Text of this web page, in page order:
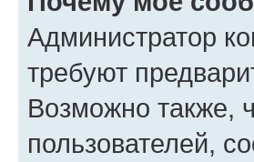
Администратор
требуют
Возможно также,
пользователей,